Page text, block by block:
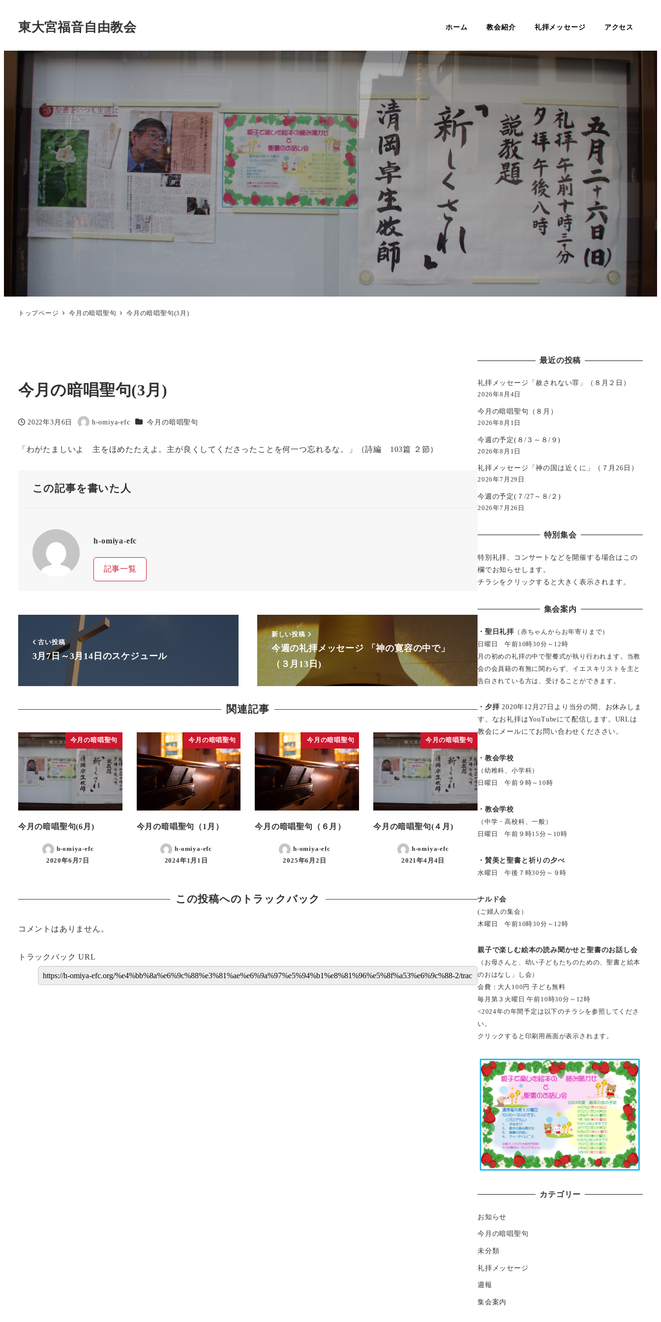
東大宮福音自由教会 ホーム 教会紹介 礼拝メッセージ アクセス
トップページ 今月の暗唱聖句 今月の暗唱聖句(3月)
今月の暗唱聖句(3月)
投稿日
2022年3月6日
著
h-omiya-efc カテゴリー
今月の暗唱聖句
「わがたましいよ 主をほめたたえよ。主が良くしてくださったことを何一つ忘れるな。」（詩編 103篇 ２節）
この記事を書いた人
h-omiya-efc
記事一覧
古い投稿
3月7日～3月14日のスケジュール
新しい投稿
今週の礼拝メッセージ 「神の寛容の中で」
（３月13日)
関連記事
今月の暗唱聖句
今月の暗唱聖句(6月)
h-omiya-efc
2020年6月7日
今月の暗唱聖句
今月の暗唱聖句（1月）
h-omiya-efc
2024年1月1日
今月の暗唱聖句
今月の暗唱聖句（６月）
h-omiya-efc
2025年6月2日
今月の暗唱聖句
今月の暗唱聖句(４月)
h-omiya-efc
2021年4月4日
この投稿へのトラックバック
コメントはありません。
トラックバック URL
最近の投稿
礼拝メッセージ「赦されない罪」（８月２日）
2026年8月4日
今月の暗唱聖句（８月）
2026年8月1日
今週の予定(８/３～８/９)
2026年8月1日
礼拝メッセージ「神の国は近くに」（７月26日）
2026年7月29日
今週の予定(７/27～８/２)
2026年7月26日
特別集会
特別礼拝、コンサートなどを開催する場合はこの
欄でお知らせします。
チラシをクリックすると大きく表示されます。
集会案内
・聖日礼拝 （赤ちゃんからお年寄りまで）
日曜日 午前10時30分～12時
月の初めの礼拝の中で聖餐式が執り行われます。当教
会の会員籍の有無に関わらず、イエスキリストを主と
告白されている方は、受けることができます。
・夕拝2020年12月27日より当分の間、お休みしま
す。なお礼拝はYouTubeにて配信します。URLは
教会にメールにてお問い合わせくだささい。
・教会学校
（幼稚科、小学科）
日曜日 午前９時～10時
・教会学校
（中学・高校科、一般）
日曜日 午前９時15分～10時
・賛美と聖書と祈りの夕べ
水曜日 午後７時30分～９時
ナルド会
(ご婦人の集会）
木曜日 午前10時30分～12時
親子で楽しむ絵本の読み聞かせと聖書のお話し会
（お母さんと、幼い子どもたちのための、聖書と絵本
のおはなし」し会）
会費：大人100円 子ども無料
毎月第３火曜日 午前10時30分～12時
<2024年の年間予定は以下のチラシを参照してくださ
い。
クリックすると印刷用画面が表示されます。
カテゴリー
お知らせ
今月の暗唱聖句
未分類
礼拝メッセージ
週報
集会案内